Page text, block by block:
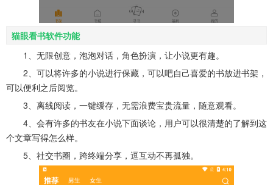
猫眼看书软件功能
1、无限创意，泡泡对话，角色扮演，让小说更有趣。
2、可以将许多的小说进行保藏，可以吧自己喜爱的书放进书架，
可以便利之后阅览。
3、离线阅读，一键缓存，无需浪费宝贵流量，随意观看。
4、会有许多的书友在小说下面谈论，用户可以很清楚的了解到这
个文章写得怎么样。
5、社交书圈，跨终端分享，逗互动不再孤独。